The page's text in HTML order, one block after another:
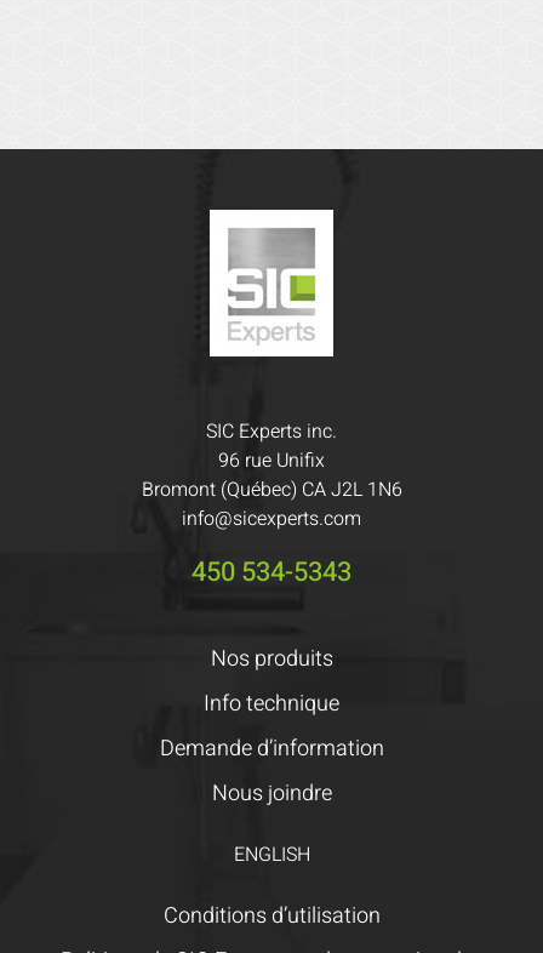
SIC Experts inc.
96 rue Unifix
Bromont (Québec) CA J2L 1N6
info@sicexperts.com
450 534-5343
Nos produits
Info technique
Demande d’information
Nous joindre
ENGLISH
Conditions d’utilisation